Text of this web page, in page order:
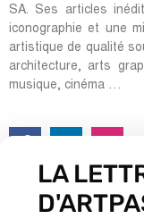
SA. Ses articles
iconographie et une
artistique de qualité
architecture, arts
musique, cinéma …
Rédacteurs en chef:
Ombretta
LA